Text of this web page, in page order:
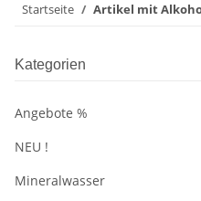
Startseite Artikel mit
Kategorien
Angebote %
NEU !
Mineralwasser